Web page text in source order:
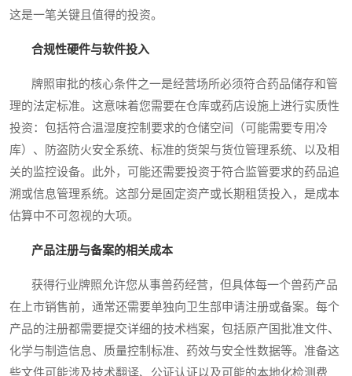
这是一笔关键且值得的投资。
合规性硬件与软件投入
牌照审批的核心条件之一是经营场所必须符合药品储存和管
理的法定标准。这意味着您需要在仓库或药店设施上进行实质性
投资：包括符合温湿度控制要求的仓储空间（可能需要专用冷
库）、防盗防火安全系统、标准的货架与货位管理系统、以及相
关的监控设备。此外，可能还需要投资于符合监管要求的药品追
溯或信息管理系统。这部分是固定资产或长期租赁投入，是成本
估算中不可忽视的大项。
产品注册与备案的相关成本
获得行业牌照允许您从事兽药经营，但具体每一个兽药产品
在上市销售前，通常还需要单独向卫生部申请注册或备案。每个
产品的注册都需要提交详细的技术档案，包括原产国批准文件、
化学与制造信息、质量控制标准、药效与安全性数据等。准备这
些文件可能涉及技术翻译、公证认证以及可能的本地化检测费